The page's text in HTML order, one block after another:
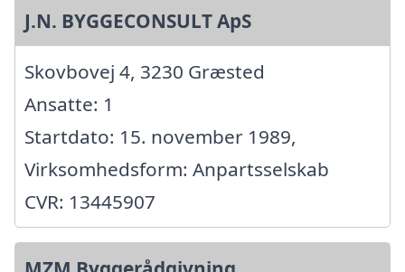
J.N. BYGGECONSULT ApS
Skovbovej 4, 3230 Græsted
Ansatte: 1
Startdato: 15. november 1989,
Virksomhedsform: Anpartsselskab
CVR: 13445907